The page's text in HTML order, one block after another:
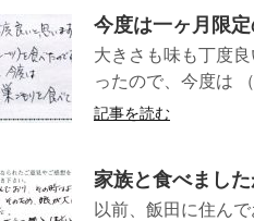
今度は一ヶ月限
大きさも味も丁度
ったので、今度は
記事を読む
家族と食べまし
以前、飯田に住ん